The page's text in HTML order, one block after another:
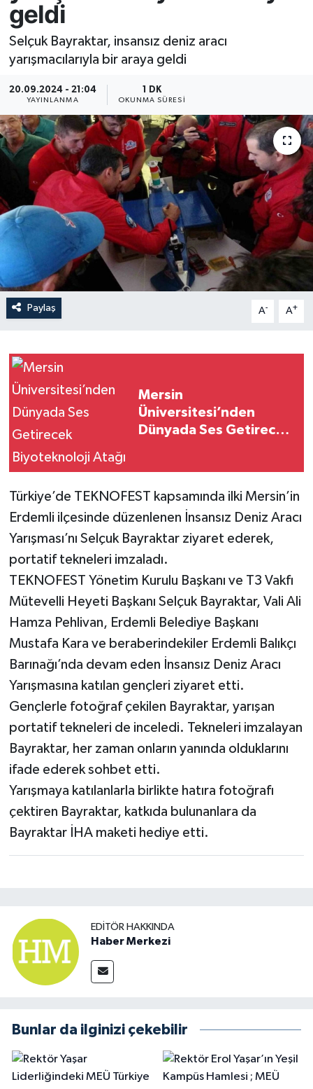
geldi
Selçuk Bayraktar, insansız deniz aracı
yarışmacılarıyla bir araya geldi
20.09.2024 - 21:04
YAYINLANMA
1 DK
OKUNMA SÜRESI
Paylaş A- A+
Mersin
Üniversitesi’nden
Dünyada Ses Getirecek
Türkiye’de TEKNOFEST kapsamında ilki Mersin’in
Erdemli ilçesinde düzenlenen İnsansız Deniz Aracı
Yarışması’nı Selçuk Bayraktar ziyaret ederek,
portatif tekneleri imzaladı.
TEKNOFEST Yönetim Kurulu Başkanı ve T3 Vakfı
Mütevelli Heyeti Başkanı Selçuk Bayraktar, Vali Ali
Hamza Pehlivan, Erdemli Belediye Başkanı
Mustafa Kara ve beraberindekiler Erdemli Balıkçı
Barınağı’nda devam eden İnsansız Deniz Aracı
Yarışmasına katılan gençleri ziyaret etti.
Gençlerle fotoğraf çekilen Bayraktar, yarışan
portatif tekneleri de inceledi. Tekneleri imzalayan
Bayraktar, her zaman onların yanında olduklarını
ifade ederek sohbet etti.
Yarışmaya katılanlarla birlikte hatıra fotoğrafı
çektiren Bayraktar, katkıda bulunanlara da
Bayraktar İHA maketi hediye etti.
EDITÖR HAKKINDA
Haber Merkezi
Bunlar da ilginizi çekebilir
Resmi İlan
Sağlık
Siyaset
Spor
Yaşam